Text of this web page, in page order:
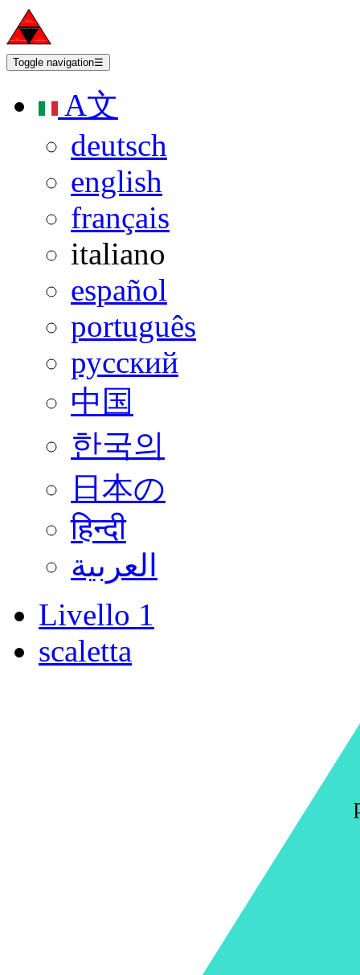
Toggle navigation☰
A文
deutsch
english
français
italiano
español
português
русский
中国
한국의
日本の
हिन्दी
العربية
Livello 1
scaletta